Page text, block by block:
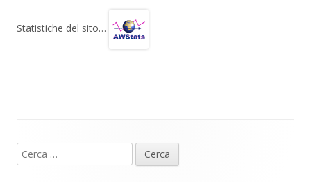
gr s b
Statistiche del sito…
piè
Ricerca
per: